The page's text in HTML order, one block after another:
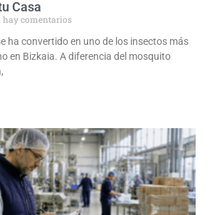
Casa
hay comentarios
ha convertido en uno de los insectos más
en Bizkaia. A diferencia del mosquito